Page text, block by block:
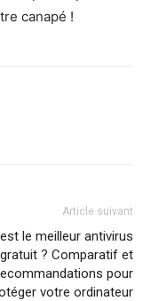
canapé !
Article suivant
le meilleur antivirus
gratuit ? Comparatif et
pour
votre ordinateur